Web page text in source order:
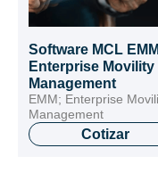
Software MCL
Enterprise Movility
Management
EMM; Enterprise
Management
Cotizar